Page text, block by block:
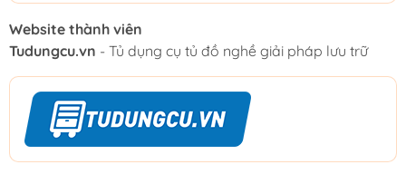
Website thành viên
Tudungcu.vn - Tủ dụng cụ tủ đồ nghề giải pháp lưu trữ